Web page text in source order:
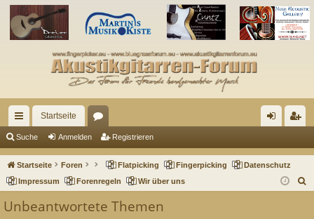
ch
ne
llz
ug
Startseite
en m ist
rie
Suche Anmelden Registrieren
Startseite Foren Flatpicking Fingerpicking
Datenschutz
Impressum
Forenregeln Wir über uns
Unbeantwortete Themen